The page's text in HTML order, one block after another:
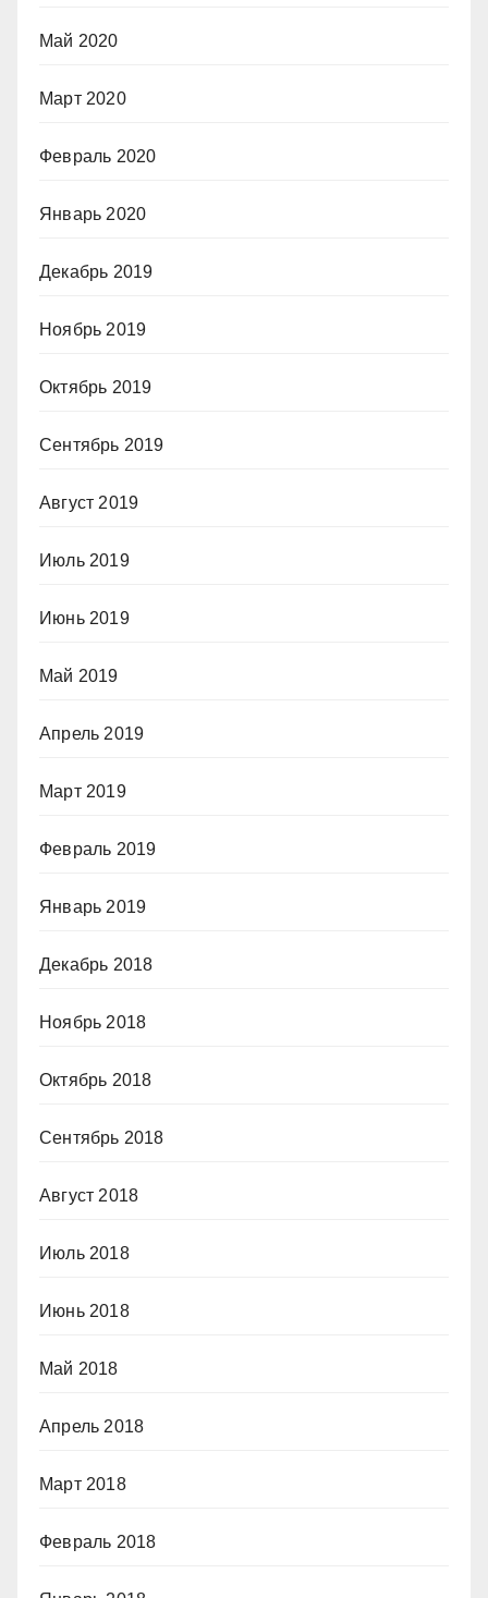
Май 2020
Март 2020
Февраль 2020
Январь 2020
Декабрь 2019
Ноябрь 2019
Октябрь 2019
Сентябрь 2019
Август 2019
Июль 2019
Июнь 2019
Май 2019
Апрель 2019
Март 2019
Февраль 2019
Январь 2019
Декабрь 2018
Ноябрь 2018
Октябрь 2018
Сентябрь 2018
Август 2018
Июль 2018
Июнь 2018
Май 2018
Апрель 2018
Март 2018
Февраль 2018